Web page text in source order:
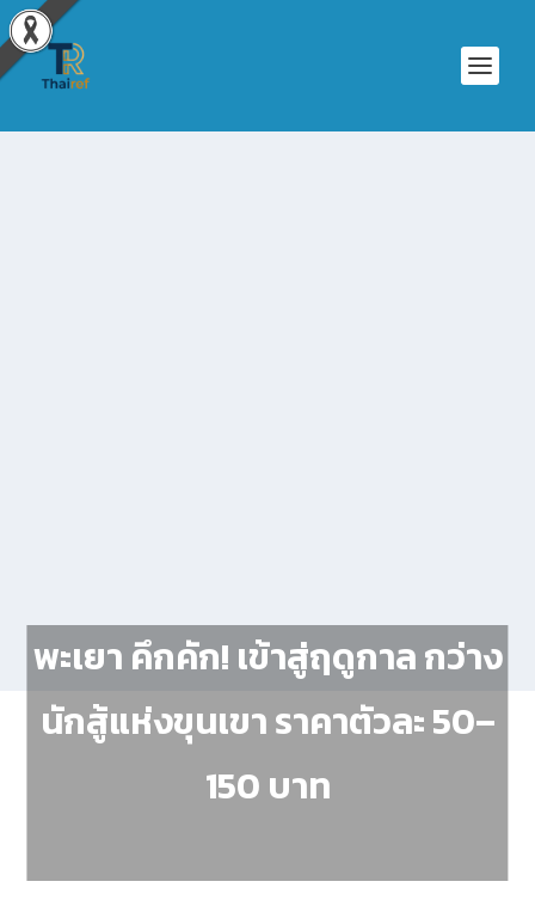
พะเยา คึกคัก! เข้าสู่ฤดูกาล กว่าง
นักสู้แห่งขุนเขา ราคาตัวละ 50–
150 บาท